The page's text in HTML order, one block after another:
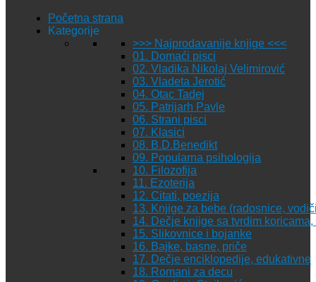
Početna strana
Kategorije
>>> Najprodavanije knjige <<<
01. Domaći pisci
02. Vladika Nikolaj Velimirović
03. Vladeta Jerotić
04. Otac Tadej
05. Patrijarh Pavle
06. Strani pisci
07. Klasici
08. B.D.Benedikt
09. Popularna psihologija
10. Filozofija
11. Ezoterija
12. Citati, poezija
13. Knjige za bebe (radosnice,
14. Dečje knjige sa tvrdim
15. Slikovnice i bojanke
16. Bajke, basne, priče
17. Dečje enciklopedije, edukativne
18. Romani za decu